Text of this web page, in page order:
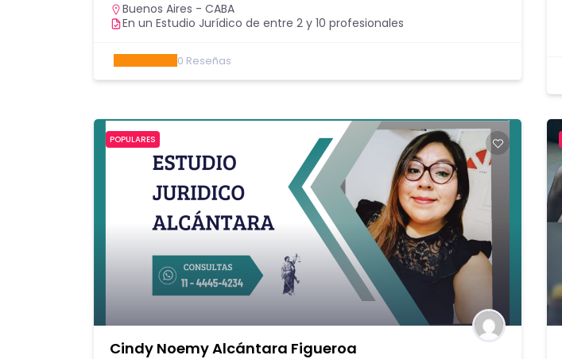
Buenos Aires - CABA
En un Estudio Jurídico de entre 2 y 10 profesionales
0 Reseñas
POPULARES
Cindy Noemy Alcántara Figueroa